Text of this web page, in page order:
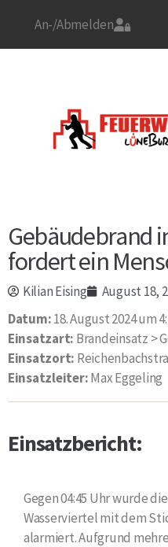
An-/Abmelden
Gebäudebrand
fordert ein
Kilian Eising August 18,
Datum:18. August 2024 um
Einsatzart: Brandeinsatz >
Einsatzort:
Einsatzleiter:Max Eggeling
Einsatzbericht:
Gegen 04:45 Uhr wurde
Wasserviertel mit dem
alarmiert. Aufgrund